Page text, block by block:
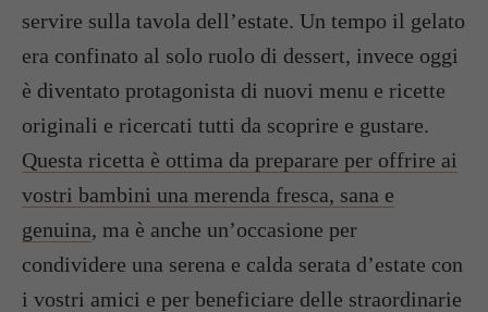
servire sulla tavola dell’estate. Un tempo il gelato
era confinato al solo ruolo di dessert, invece oggi
è diventato protagonista di nuovi menu e ricette
originali e ricercati tutti da scoprire e gustare.
Questa ricetta è ottima da preparare per offrire ai
vostri bambini una merenda fresca, sana e
genuina, ma è anche un’occasione per
condividere una serena e calda serata d’estate con
i vostri amici e per beneficiare delle straordinarie